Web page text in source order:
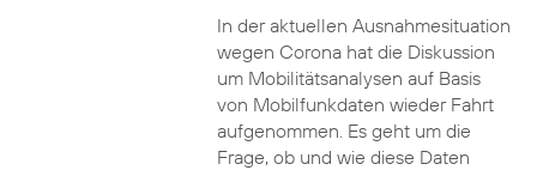
In der aktuellen Ausnahmesituation
wegen Corona hat die Diskussion
um Mobilitätsanalysen auf Basis
von Mobilfunkdaten wieder Fahrt
aufgenommen. Es geht um die
Frage, ob und wie diese Daten